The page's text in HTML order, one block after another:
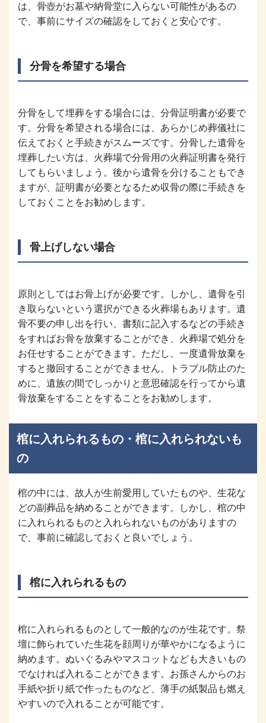
は、骨壺がお墓や納骨堂に入らない可能性があるの
で、事前にサイズの確認をしておくと安心です。
分骨を希望する場合
分骨をして埋葬をする場合には、分骨証明書が必要で
す。分骨を希望される場合には、あらかじめ葬儀社に
伝えておくと手続きがスムーズです。分骨した遺骨を
埋葬したい方は、火葬場で分骨用の火葬証明書を発行
してもらいましょう。後から遺骨を分けることもでき
ますが、証明書が必要となるため収骨の際に手続きを
しておくことをお勧めします。
骨上げしない場合
原則としてはお骨上げが必要です。しかし、遺骨を引
き取らないという選択ができる火葬場もあります。遺
骨不要の申し出を行い、書類に記入するなどの手続き
をすればお骨を放棄することができ、火葬場で処分を
お任せすることができます。ただし、一度遺骨放棄を
すると撤回することができません。トラブル防止のた
めに、遺族の間でしっかりと意思確認を行ってから遺
骨放棄をすることをすることをお勧めします。
棺に入れられるもの・棺に入れられないも
の
棺の中には、故人が生前愛用していたものや、生花な
どの副葬品を納めることができます。しかし、棺の中
に入れられるものと入れられないものがありますの
で、事前に確認しておくと良いでしょう。
棺に入れられるもの
棺に入れられるものとして一般的なのが生花です。祭
壇に飾られていた生花を顔周りが華やかになるように
納めます。ぬいぐるみやマスコットなども大きいもの
でなければ入れることができます。お孫さんからのお
手紙や折り紙で作ったものなど、薄手の紙製品も燃え
やすいので入れることが可能です。